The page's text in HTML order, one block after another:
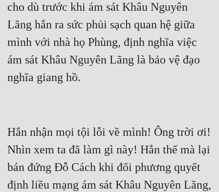
Linh Dị
Làm Giàu
Lịch Sử
Mạt Thế
Ngôn Tình
Ngược
Nữ Cường
Nữ Phụ
cho dù trước khi ám sát Khâu Nguyên
Lãng hắn ra sức phủi sạch quan hệ giữa
mình với nhà họ Phùng, định nghĩa việc
ám sát Khâu Nguyên Lãng là bảo vệ đạo
Hắn nhận mọi tội lỗi về mình! Ông trời ơi!
Nhìn xem ta đã làm gì này! Hắn thế mà lại
bán đứng Đỗ Cách khi đối phương quyết
định liều mạng ám sát Khâu Nguyên Lãng,